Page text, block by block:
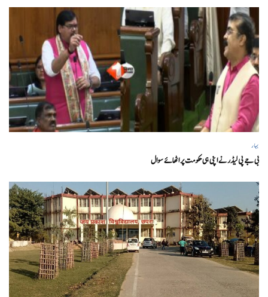
بہار
بی جے پی لیڈر نے اپنی ہی حکومت پر اٹھائے سوال